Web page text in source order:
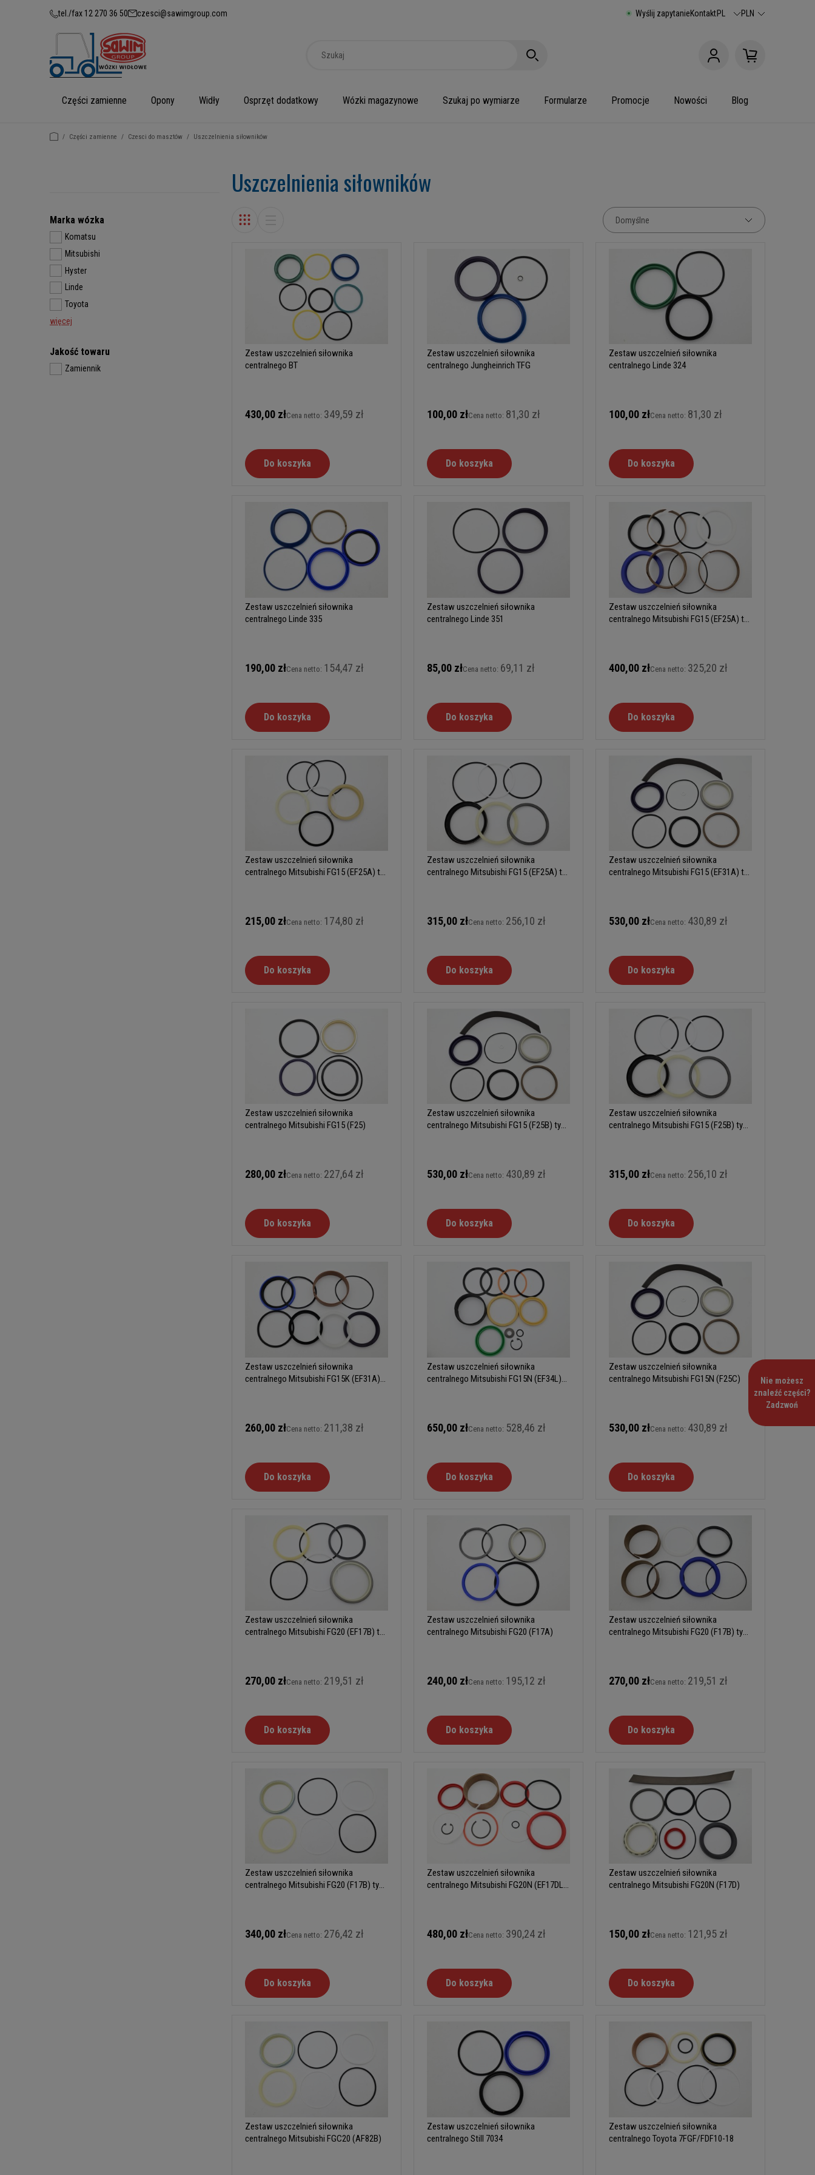
tel./fax 12 270 36 50 czesci@sawimgroup.com Wyślij zapytanieKontaktPL PLN
Części zamienne Opony Widły Osprzęt dodatkowy Wózki magazynowe Szukaj po wymiarze Formularze Promocje Nowości Blog
/ Części zamienne / Czesci do masztów / Uszczelnienia siłowników
Marka wózka
Komatsu
Mitsubishi
Hyster
Linde
Toyota
więcej
Jakość towaru
Zamiennik
Uszczelnienia siłowników
Zestaw uszczelnień siłownika
centralnego BT
430,00 złCena netto: 349,59 zł
Do koszyka
Zestaw uszczelnień siłownika
centralnego Jungheinrich TFG
100,00 złCena netto: 81,30 zł
Do koszyka
Zestaw uszczelnień siłownika
centralnego Linde 324
100,00 złCena netto: 81,30 zł
Do koszyka
Zestaw uszczelnień siłownika
centralnego Linde 335
190,00 złCena netto: 154,47 zł
Do koszyka
Zestaw uszczelnień siłownika
centralnego Linde 351
85,00 złCena netto: 69,11 zł
Do koszyka
Zestaw uszczelnień siłownika
centralnego Mitsubishi FG15 (EF25A) typ
400,00 złCena netto: 325,20 zł
Do koszyka
Zestaw uszczelnień siłownika
centralnego Mitsubishi FG15 (EF25A) typ
215,00 złCena netto: 174,80 zł
Do koszyka
Zestaw uszczelnień siłownika
centralnego Mitsubishi FG15 (EF25A) typ
315,00 złCena netto: 256,10 zł
Do koszyka
Zestaw uszczelnień siłownika
centralnego Mitsubishi FG15 (EF31A) typ
530,00 złCena netto: 430,89 zł
Do koszyka
Zestaw uszczelnień siłownika
centralnego Mitsubishi FG15 (F25)
280,00 złCena netto: 227,64 zł
Do koszyka
Zestaw uszczelnień siłownika
centralnego Mitsubishi FG15 (F25B) typ
530,00 złCena netto: 430,89 zł
Do koszyka
Zestaw uszczelnień siłownika
centralnego Mitsubishi FG15 (F25B) typ
315,00 złCena netto: 256,10 zł
Do koszyka
Zestaw uszczelnień siłownika
centralnego Mitsubishi FG15K (EF31A)
260,00 złCena netto: 211,38 zł
Do koszyka
Zestaw uszczelnień siłownika
centralnego Mitsubishi FG15N (EF34L)
650,00 złCena netto: 528,46 zł
Do koszyka
Zestaw uszczelnień siłownika
centralnego Mitsubishi FG15N (F25C)
530,00 złCena netto: 430,89 zł
Do koszyka
Zestaw uszczelnień siłownika
centralnego Mitsubishi FG20 (EF17B) typ
270,00 złCena netto: 219,51 zł
Do koszyka
Zestaw uszczelnień siłownika
centralnego Mitsubishi FG20 (F17A)
240,00 złCena netto: 195,12 zł
Do koszyka
Zestaw uszczelnień siłownika
centralnego Mitsubishi FG20 (F17B) typ
270,00 złCena netto: 219,51 zł
Do koszyka
Zestaw uszczelnień siłownika
centralnego Mitsubishi FG20 (F17B) typ
340,00 złCena netto: 276,42 zł
Do koszyka
Zestaw uszczelnień siłownika
centralnego Mitsubishi FG20N (EF17DL)
480,00 złCena netto: 390,24 zł
Do koszyka
Zestaw uszczelnień siłownika
centralnego Mitsubishi FG20N (F17D)
150,00 złCena netto: 121,95 zł
Do koszyka
Zestaw uszczelnień siłownika
centralnego Mitsubishi FGC20 (AF82B)
Zestaw uszczelnień siłownika
centralnego Still 7034
Zestaw uszczelnień siłownika
centralnego Toyota 7FGF/FDF10-18
Nie możesz
znaleźć części?
Zadzwoń